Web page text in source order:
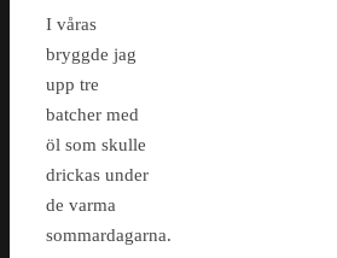
I våras
bryggde jag
upp tre
batcher med
öl som skulle
drickas under
de varma
sommardagarna.